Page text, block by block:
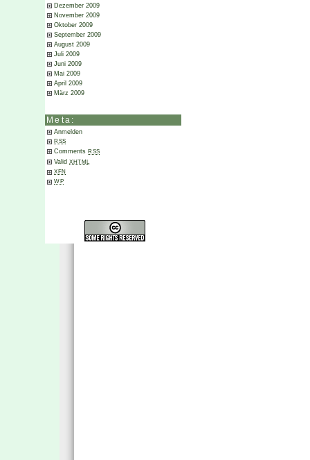
Dezember 2009
November 2009
Oktober 2009
September 2009
August 2009
Juli 2009
Juni 2009
Mai 2009
April 2009
März 2009
Meta:
Anmelden
RSS
Comments RSS
Valid XHTML
XFN
WP